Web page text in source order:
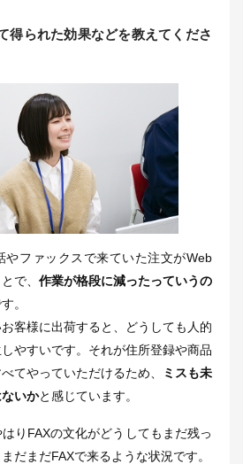
得られた効果などを教えてくださ
やファックスで来ていた注文がWeb
で、 作業が格段に減ったっていうの
。
客様に出荷すると、どうしても人的
やすいです。それが住所登録や商品
てやっていただけるため、
ミスも未
いかと感じています。
りFAXの文化がどうしてもまだ残っ
だまだFAXで来るような状況です。